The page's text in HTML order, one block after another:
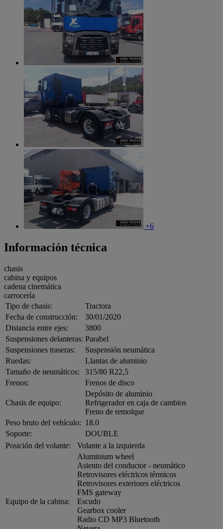
+6
Información técnica
chasis
cabina y equipos
cadena cinemática
carrocería
Tipo de chasis:
Tractora
Fecha de construcción:
30/01/2020
Distancia entre ejes:
3800
Suspensiones delanteras: Parabel
Suspensiones traseras:
Suspensión neumática
Ruedas:
Llantas de aluminio
Tamaño de neumáticos:
315/80 R22,5
Frenos:
Frenos de disco
Chasis de equipo:
Depósito de aluminio
Refrigerador en caja de cambios
Freno de remolque
Peso bruto del vehículo: 18.0
Soporte:
DOUBLE
Posición del volante:
Volante a la izquierda
Equipo de la cabina:
Aluminium wheel
Asiento del conductor - neumático
Retrovisores eléctricos térmicos
Retrovisores exteriores eléctricos
FMS gateway
Escudo
Gearbox cooler
Radio CD MP3 Bluetooth